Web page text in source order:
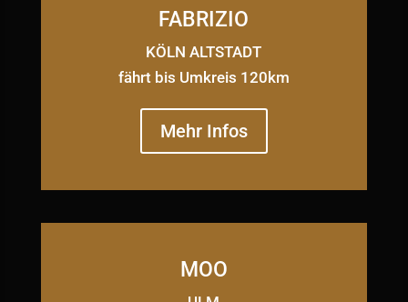
FABRIZIO
KÖLN ALTSTADT
fährt bis Umkreis 120km
Mehr Infos
MOO